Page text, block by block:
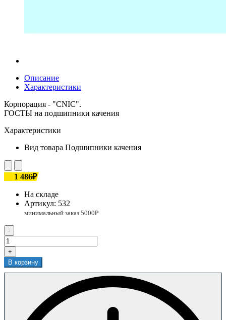
Описание
Характеристики
Корпорация - "CNIC".
ГОСТЫ на подшипники качения
Характеристики
Вид товара Подшипники качения
1 486₽
На складе
Артикул: 532
-
+
В корзину